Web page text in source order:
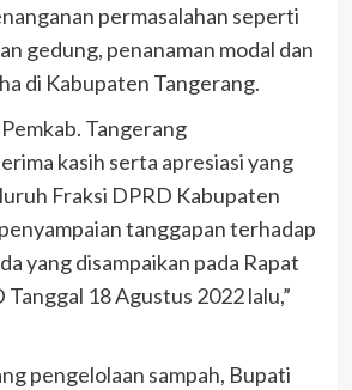
permasalahan seperti
gedung, penanaman modal dan
di Kabupaten Tangerang.
Pemkab. Tangerang
kasih serta apresiasi yang
Fraksi DPRD Kabupaten
tanggapan terhadap
yang disampaikan pada Rapat
18 Agustus 2022 lalu,”
pengelolaan sampah, Bupati